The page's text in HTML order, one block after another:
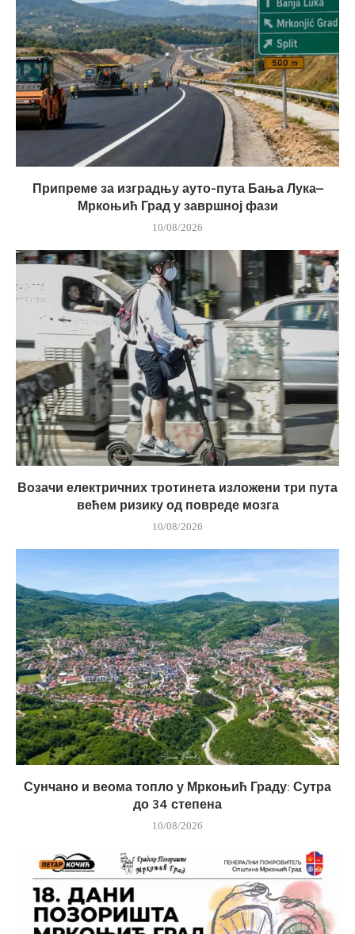
Припреме за изградњу ауто-пута Бања Лука–
Мркоњић Град у завршној фази
10/08/2026
Возачи електричних тротинета изложени три пута
већем ризику од повреде мозга
10/08/2026
Сунчано и веома топло у Мркоњић Граду: Сутра
до 34 степена
10/08/2026